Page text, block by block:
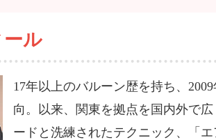
ル
17年以上のバルーン歴を持ち、
向。以来、関東を拠点を国内外で
ードと洗練されたテクニック、「